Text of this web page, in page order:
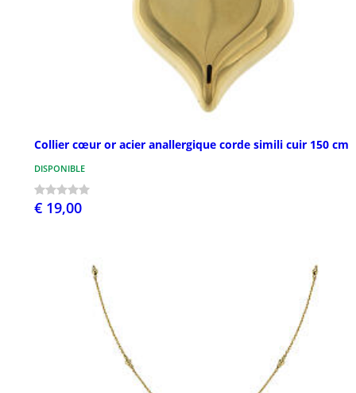
Collier cœur or acier anallergique corde simili cuir 150 cm
DISPONIBLE
€ 19,00